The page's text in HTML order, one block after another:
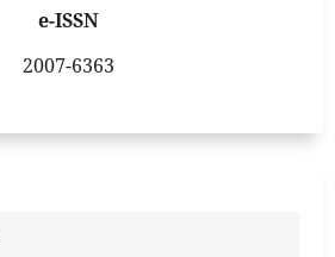
e-ISSN
2007-6363